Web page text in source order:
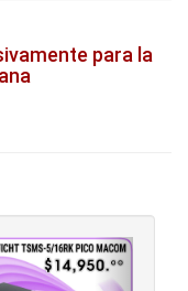
para la